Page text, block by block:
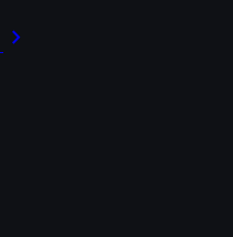
chevron_right